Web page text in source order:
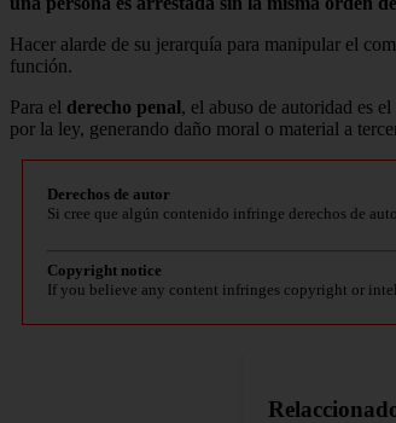
Hacer alarde de su jerarquía para manipular el
función.
Para el derecho penal, el abuso de autoridad es
por la ley, generando daño moral o material a
Derechos de autor
Si cree que algún contenido infringe derechos de
Copyright notice
If you believe any content infringes copyright or